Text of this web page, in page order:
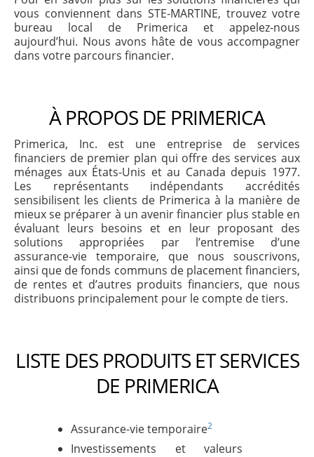
vous conviennent dans STE-MARTINE, trouvez votre
bureau local de Primerica et appelez-nous
aujourd’hui. Nous avons hâte de vous accompagner
dans votre parcours financier.
À PROPOS DE PRIMERICA
Primerica, Inc. est une entreprise de services
financiers de premier plan qui offre des services aux
ménages aux États-Unis et au Canada depuis 1977.
Les représentants indépendants accrédités
sensibilisent les clients de Primerica à la manière de
mieux se préparer à un avenir financier plus stable en
évaluant leurs besoins et en leur proposant des
solutions appropriées par l’entremise d’une
assurance-vie temporaire, que nous souscrivons,
ainsi que de fonds communs de placement financiers,
de rentes et d’autres produits financiers, que nous
distribuons principalement pour le compte de tiers.
LISTE DES PRODUITS ET SERVICES
DE PRIMERICA
Assurance-vie temporaire2
Investissements et valeurs